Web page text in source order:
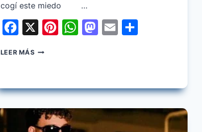
cogí este miedo …
Facebook
X Pinterest
WhatsApp
Mastodon
EmailShare
LEER MÁSQUEVEDO